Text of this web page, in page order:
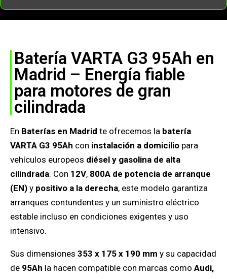
Batería VARTA G3 95Ah en
Madrid – Energía fiable
para motores de gran
cilindrada
En Baterías en Madrid te ofrecemos la batería
VARTA G3 95Ah con instalación a domicilio para
vehículos europeos diésel y gasolina de alta
cilindrada. Con 12V, 800A de potencia de arranque
(EN) y positivo a la derecha, este modelo garantiza
arranques contundentes y un suministro eléctrico
estable incluso en condiciones exigentes y uso
intensivo.
Sus dimensiones 353 x 175 x 190 mm y su capacidad
de 95Ah la hacen compatible con marcas como Audi,